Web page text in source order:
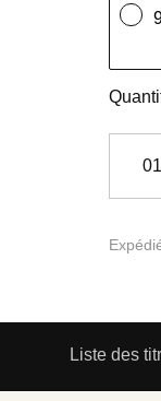
Liste des